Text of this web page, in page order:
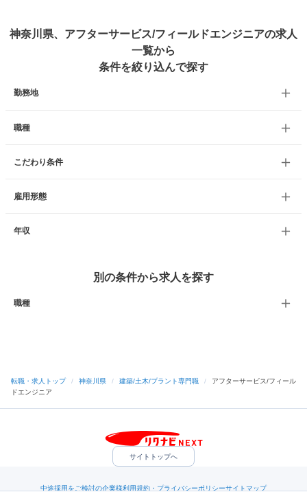
神奈川県、アフターサービス/フィールドエンジニアの求人
一覧から
条件を絞り込んで探す
勤務地
職種
こだわり条件
雇用形態
年収
別の条件から求人を探す
職種
転職・求人トップ / 神奈川県 / 建築/土木/プラント専門職 /
アフターサービス/フィール
ドエンジニア
サイトトップへ
中途採用をご検討の企業様利用規約・プライバシーポリシーサイトマップ